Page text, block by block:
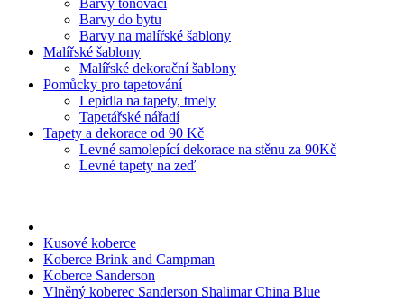
Barvy do bytu
Barvy na malířské šablony
Malířské šablony
Malířské dekorační šablony
Pomůcky pro tapetování
Lepidla na tapety, tmely
Tapetářské nářadí
Tapety a dekorace od 90 Kč
Levné samolepící dekorace na stěnu za 90Kč
Levné tapety na zeď
Kusové koberce
Koberce Brink and Campman
Koberce Sanderson
Vlněný koberec Sanderson Shalimar China Blue